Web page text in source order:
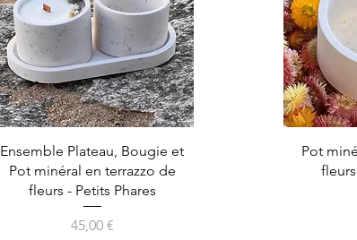
Aperçu rapide
Ensemble Plateau, Bougie et
Pot minéral en terrazzo de
fleurs - Petits Phares
Prix
45,00 €
Pot